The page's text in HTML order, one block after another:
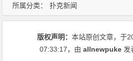
所属分类： 扑克新闻
版权声明：本站原创文章，于
07:33:17，由allnewpuke 发